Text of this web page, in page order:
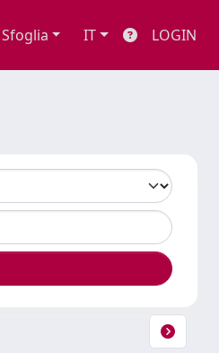
Sfoglia IT LOGIN